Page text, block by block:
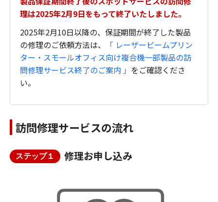
理は2025年2月9日をもって終了いたしました。
2025年2月10日以降の、保証期間が終了した製品
の修理のご依頼方法は、
「 レーザービームプリン
ター・スモールオフィス向け複合機一部製品の訪
問修理サービス終了のご案内 」 をご確認くださ
い。
訪問修理サービスの流れ
ステップ１ 修理お申し込み